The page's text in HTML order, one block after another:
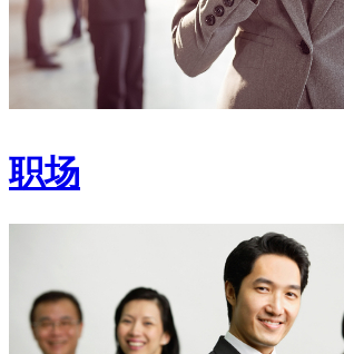
职场